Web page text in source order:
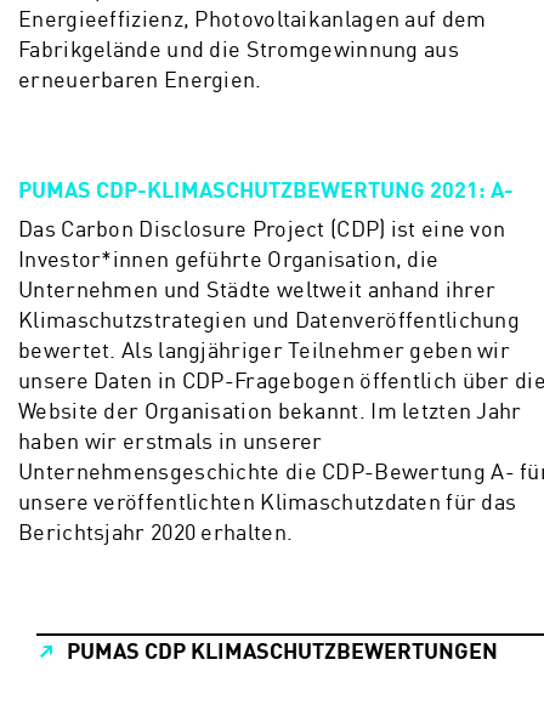
Energieeffizienz, Photovoltaikanlagen auf dem
Fabrikgelände und die Stromgewinnung aus
erneuerbaren Energien.
PUMAS CDP-KLIMASCHUTZBEWERTUNG 2021: A-
Das Carbon Disclosure Project (CDP) ist eine von
Investor*innen geführte Organisation, die
Unternehmen und Städte weltweit anhand ihrer
Klimaschutzstrategien und Datenveröffentlichung
bewertet. Als langjähriger Teilnehmer geben wir
unsere Daten in CDP-Fragebogen öffentlich über
Website der Organisation bekannt. Im letzten Jahr
haben wir erstmals in unserer
Unternehmensgeschichte die CDP-Bewertung A-
unsere veröffentlichten Klimaschutzdaten für das
Berichtsjahr 2020 erhalten.
PUMAS CDP KLIMASCHUTZBEWERTUNGEN